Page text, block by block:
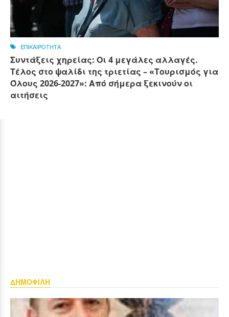
ΕΠΙΚΑΙΡΟΤΗΤΑ
Συντάξεις χηρείας: Οι 4 μεγάλες αλλαγές.
Τέλος στο ψαλίδι της τριετίας – «Τουρισμός για
Όλους 2026-2027»: Από σήμερα ξεκινούν οι
αιτήσεις
ΔΗΜΟΦΙΛΗ